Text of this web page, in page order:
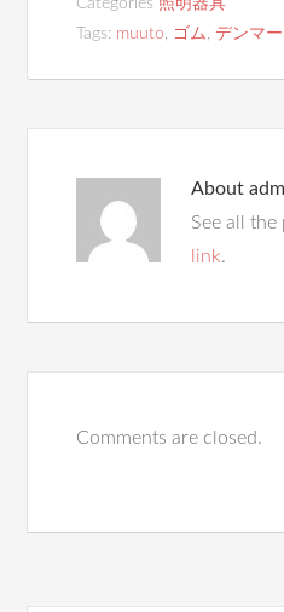
Categories 照明器具
Tags: muuto, ゴム,デンマー
About
See all
link.
Comments are closed.